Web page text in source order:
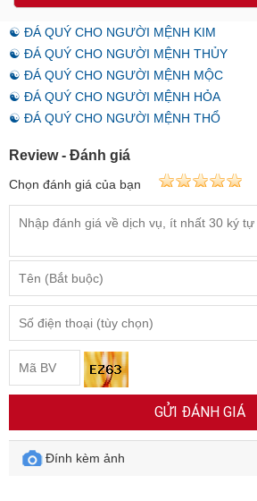
☯ ĐÁ QUÝ CHO NGƯỜI MỆNH KIM
☯ ĐÁ QUÝ CHO NGƯỜI MỆNH THỦY
☯ ĐÁ QUÝ CHO NGƯỜI MỆNH MỘC
☯ ĐÁ QUÝ CHO NGƯỜI MỆNH HỎA
☯ ĐÁ QUÝ CHO NGƯỜI MỆNH THỔ
Review - Đánh giá
Chọn đánh giá của bạn
GỬI ĐÁNH GIÁ
Đính kèm ảnh